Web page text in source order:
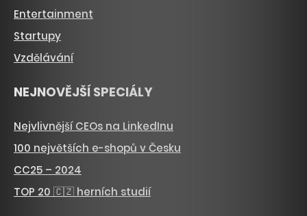
Entertainment
Startupy
Vzdělávání
NEJNOVĚJŠÍ SPECIÁLY
Nejvlivnější CEOs na LinkedInu
100 největších e-shopů v Česku
CC25 – 2024
TOP 20 🇨🇿 herních studií